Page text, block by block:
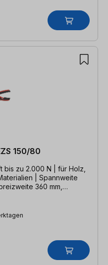
150/80
bis zu 2.000 N | für Holz,
| Spannweite
360 mm,